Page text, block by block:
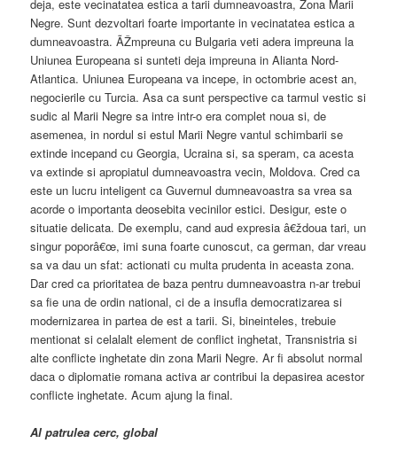
deja, este vecinatatea estica a tarii dumneavoastra, Zona Marii
Negre. Sunt dezvoltari foarte importante in vecinatatea estica a
dumneavoastra. ÃŽmpreuna cu Bulgaria veti adera impreuna la
Uniunea Europeana si sunteti deja impreuna in Alianta Nord-
Atlantica. Uniunea Europeana va incepe, in octombrie acest an,
negocierile cu Turcia. Asa ca sunt perspective ca tarmul vestic si
sudic al Marii Negre sa intre intr-o era complet noua si, de
asemenea, in nordul si estul Marii Negre vantul schimbarii se
extinde incepand cu Georgia, Ucraina si, sa speram, ca acesta
va extinde si apropiatul dumneavoastra vecin, Moldova. Cred ca
este un lucru inteligent ca Guvernul dumneavoastra sa vrea sa
acorde o importanta deosebita vecinilor estici. Desigur, este o
situatie delicata. De exemplu, cand aud expresia â€ždoua tari, un
singur poporâ€œ, imi suna foarte cunoscut, ca german, dar vreau
sa va dau un sfat: actionati cu multa prudenta in aceasta zona.
Dar cred ca prioritatea de baza pentru dumneavoastra n-ar trebui
sa fie una de ordin national, ci de a insufla democratizarea si
modernizarea in partea de est a tarii. Si, bineinteles, trebuie
mentionat si celalalt element de conflict inghetat, Transnistria si
alte conflicte inghetate din zona Marii Negre. Ar fi absolut normal
daca o diplomatie romana activa ar contribui la depasirea acestor
conflicte inghetate. Acum ajung la final.
Al patrulea cerc, global